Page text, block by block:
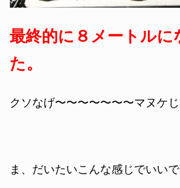
最終的に８メートルに
た。
クソなげ〜〜〜〜〜〜〜マヌケじ
ま、だいたいこんな感じでいいで